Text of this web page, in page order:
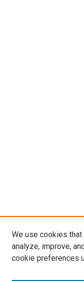
We use cookies
analyze, improve,
cookie preferences